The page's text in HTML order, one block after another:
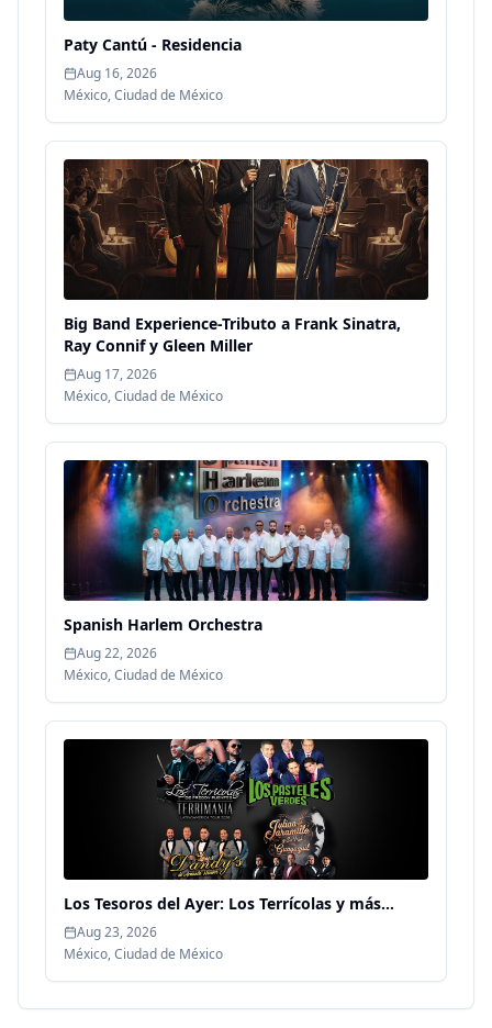
Paty Cantú - Residencia
Aug 16, 2026
México,Ciudad de México
Big Band Experience-Tributo a Frank Sinatra,
Ray Connif y Gleen Miller
Aug 17, 2026
México,Ciudad de México
Spanish Harlem Orchestra
Aug 22, 2026
México,Ciudad de México
Los Tesoros del Ayer: Los Terrícolas y más...
Aug 23, 2026
México,Ciudad de México